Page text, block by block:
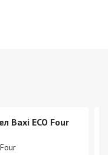
Baxi ECO Four